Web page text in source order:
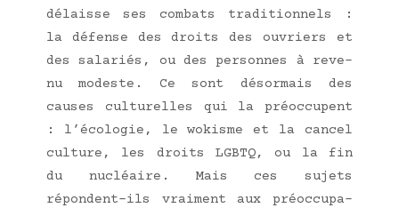
délaisse ses com­bats tra­di­tion­nels :
la défense des droits des ouvriers et
des sala­riés, ou des per­sonnes à reve­
nu modeste. Ce sont désor­mais des
causes cultu­relles qui la pré­oc­cupent
: l’é­co­lo­gie, le wokisme et la can­cel
culture, les droits LGBTQ, ou la fin
du nucléaire. Mais ces sujets
répondent-ils vrai­ment aux pré­oc­cu­pa­